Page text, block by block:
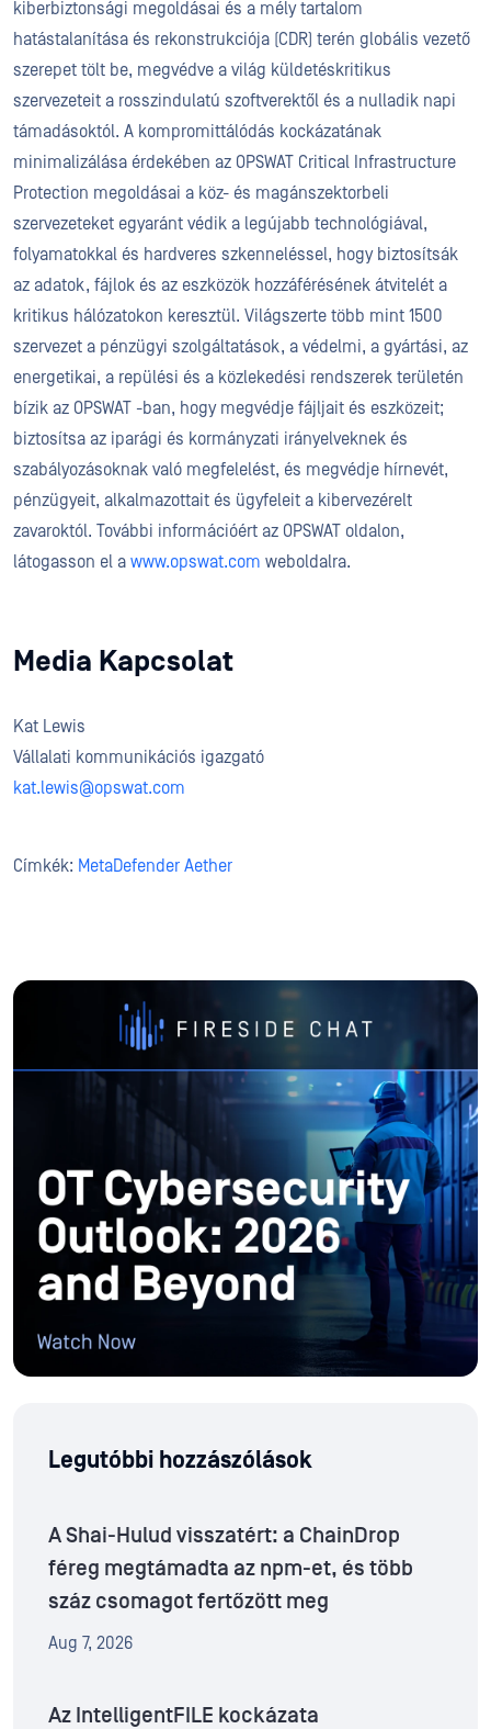
kiberbiztonsági megoldásai és a mély tartalom
hatástalanítása és rekonstrukciója (CDR) terén globális vezető
szerepet tölt be, megvédve a világ küldetéskritikus
szervezeteit a rosszindulatú szoftverektől és a nulladik napi
támadásoktól. A kompromittálódás kockázatának
minimalizálása érdekében az OPSWAT Critical Infrastructure
Protection megoldásai a köz- és magánszektorbeli
szervezeteket egyaránt védik a legújabb technológiával,
folyamatokkal és hardveres szkenneléssel, hogy biztosítsák
az adatok, fájlok és az eszközök hozzáférésének átvitelét a
kritikus hálózatokon keresztül. Világszerte több mint 1500
szervezet a pénzügyi szolgáltatások, a védelmi, a gyártási, az
energetikai, a repülési és a közlekedési rendszerek területén
bízik az OPSWAT -ban, hogy megvédje fájljait és eszközeit;
biztosítsa az iparági és kormányzati irányelveknek és
szabályozásoknak való megfelelést, és megvédje hírnevét,
pénzügyeit, alkalmazottait és ügyfeleit a kibervezérelt
zavaroktól. További információért az OPSWAT oldalon,
látogasson el a www.opswat.com weboldalra.
Media Kapcsolat
Kat Lewis
Vállalati kommunikációs igazgató
kat.lewis@opswat.com
Címkék: MetaDefender Aether
Legutóbbi hozzászólások
A Shai-Hulud visszatért: a ChainDrop
féreg megtámadta az npm-et, és több
száz csomagot fertőzött meg
Aug 7, 2026
Az IntelligentFILE kockázata